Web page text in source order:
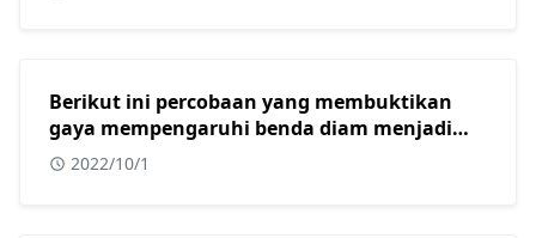
Berikut ini percobaan yang membuktikan
gaya mempengaruhi benda diam menjadi
bergerak adalah?
2022/10/1